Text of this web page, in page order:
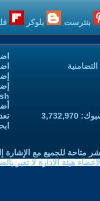
بنترست بلوكر
متاحة للجميع مع الإشارة
هيئة الادارة لا تعبر